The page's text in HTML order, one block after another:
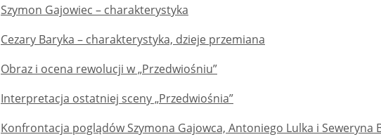
Szymon Gajowiec – charakterystyka
Cezary Baryka – charakterystyka, dzieje przemiana
Obraz i ocena rewolucji w „Przedwiośniu”
Interpretacja ostatniej sceny „Przedwiośnia”
Konfrontacja poglądów Szymona Gajowca, Antoniego Lulka i Seweryna